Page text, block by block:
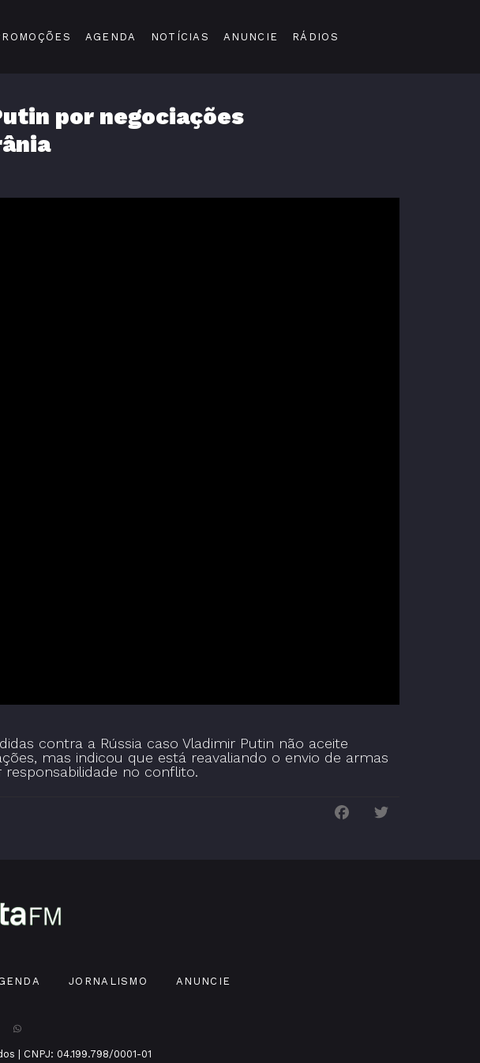
AGENDA NOTÍCIAS ANUNCIE RÁDIOS
por negociações
contra a Rússia caso Vladimir Putin não aceite
mas indicou que está reavaliando o envio de armas
no conflito.
JORNALISMO ANUNCIE
| CNPJ: 04.199.798/0001-01